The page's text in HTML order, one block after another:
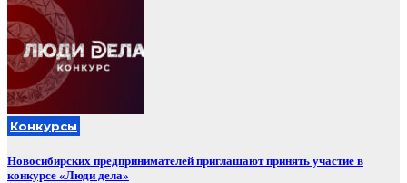
Конкурсы
Новосибирских предпринимателей приглашают принять участие в
конкурсе «Люди дела»